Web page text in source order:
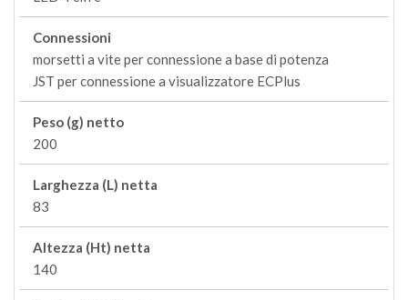
Connessioni
morsetti a vite per connessione a base di potenza
JST per connessione a visualizzatore ECPlus
Peso (g) netto
200
Larghezza (L) netta
83
Altezza (Ht) netta
140